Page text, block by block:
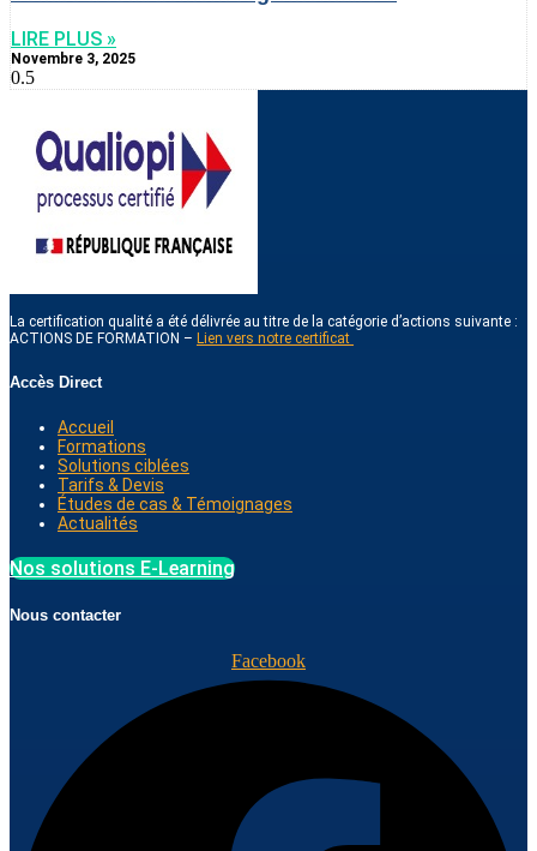
LIRE PLUS »
Novembre 3, 2025
La certification qualité a été délivrée au titre de la catégorie d’actions suivante :
ACTIONS DE FORMATION – Lien vers notre certificat
Accès Direct
Accueil
Formations
Solutions ciblées
Tarifs & Devis
Études de cas & Témoignages
Actualités
Nos solutions E-Learning
Nous contacter
Facebook